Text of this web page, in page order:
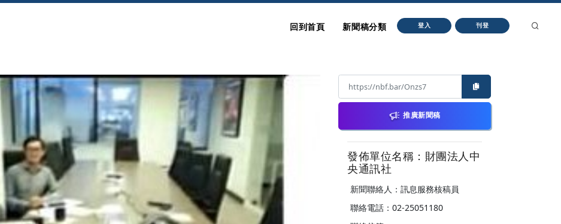
回到首頁 新聞稿分類 登入 刊登
推廣新聞稿
發佈單位名稱：財團法人中
央通訊社
新聞聯絡人：訊息服務核稿員
聯絡電話：02-25051180